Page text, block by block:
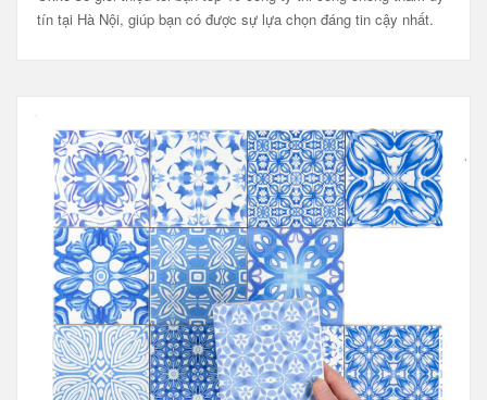
tín tại Hà Nội, giúp bạn có được sự lựa chọn đáng tin cậy nhất.